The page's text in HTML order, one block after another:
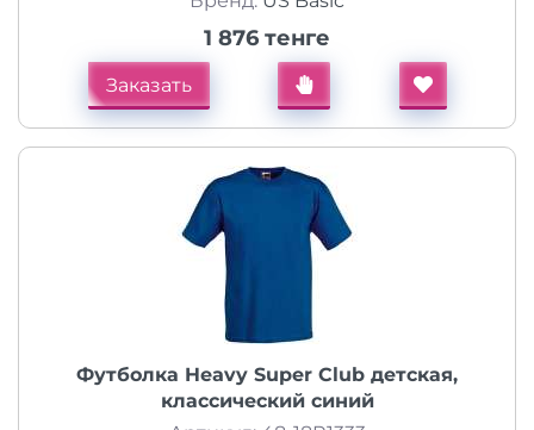
1 876 тенге
Заказать
Футболка Heavy Super Club детская,
классический синий